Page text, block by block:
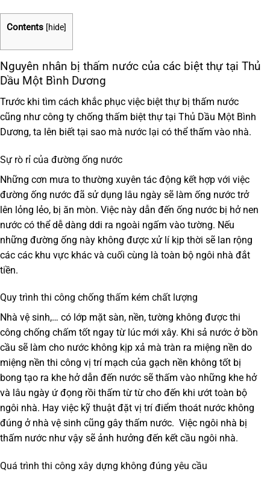
Contents [hide]
Nguyên nhân bị thấm nước của các biệt thự tại Thủ
Dầu Một Bình Dương
Trước khi tìm cách khắc phục việc biệt thự bị thấm nước
cũng như công ty chống thấm biệt thự tại Thủ Dầu Một Bình
Dương, ta lên biết tại sao mà nước lại có thể thấm vào nhà.
Sự rò rỉ của đường ống nước
Những cơn mưa to thường xuyên tác động kết hợp với việc
đường ống nước đã sử dụng lâu ngày sẽ làm ống nước trở
lên lỏng lẻo, bị ăn mòn. Việc này dẫn đến ống nước bị hở nen
nước có thể dễ dàng ddi ra ngoài ngấm vào tường. Nếu
những đường ống này không được xử lí kịp thời sẽ lan rộng
các các khu vực khác và cuối cùng là toàn bộ ngôi nhà đắt
tiền.
Quy trình thi công chống thấm kém chất lượng
Nhà vệ sinh,… có lớp mặt sàn, nền, tường không được thi
công chống chấm tốt ngay từ lúc mới xây. Khi sả nước ở bồn
cầu sẽ làm cho nước không kịp xả mà tràn ra miệng nền do
miệng nền thi công vị trí mạch của gạch nền không tốt bị
bong tạo ra khe hở dẫn đến nước sẽ thấm vào những khe hở
và lâu ngày ứ đọng rồi thấm từ từ cho đến khi ướt toàn bộ
ngôi nhà. Hay việc kỹ thuật đặt vị trí điểm thoát nước không
đúng ở nhà vệ sinh cũng gây thấm nước. Việc ngôi nhà bị
thấm nước như vậy sẽ ảnh hưởng đến kết cầu ngôi nhà.
Quá trình thi công xây dựng không đúng yêu cầu